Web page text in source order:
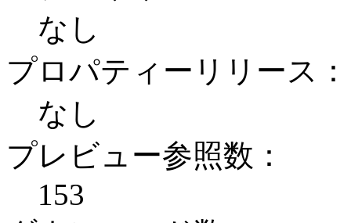
なし
プロパティーリリース：
なし
プレビュー参照数：
153